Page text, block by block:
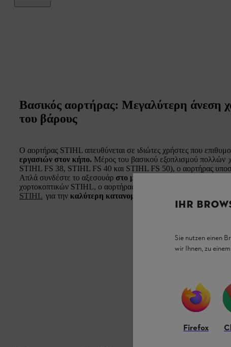
Βασικός αορτήρας: Μεγαλύτερη άνεση
του βάρους
Ο αορτήρας STIHL απευθύνεται σε ιδιώτες χρήστες που
εργασιών στον κήπο. Μέρος του βασικού εξοπλισμού πολλών
STIHL FS 38, STIHL FS 40 και STIHL FS 50), ο αορτήρας
Απλά συνδέστε το αξεσουάρ στο μηχάνημα STIHL σας με τη
χορτοκοπτικών STIHL, ο αορτήρας χρησιμοποιείται επίσης για
STIHL για την καλύτερη κατανομής του βάρους των
IHR
Sie nutzen einen
wir Ihnen, zu
Firefox